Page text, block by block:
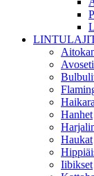
Hanhet
Haukat
Iibikset